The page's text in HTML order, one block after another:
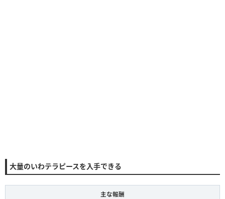
大量のいわテラピースを入手できる
主な報酬